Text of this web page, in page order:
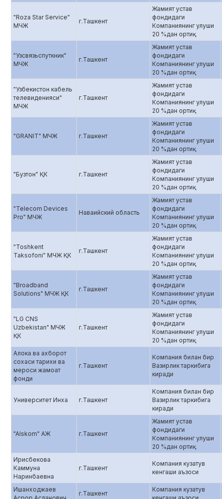
"Roza Star Service"
МЧЖ
г.Ташкент
Жамият устав
фондидаги
Компаниянинг улуши
20 %дан ортиқ
"Узсвязьспуткник"
МЧЖ
г.Ташкент
Жамият устав
фондидаги
Компаниянинг улуши
20 %дан ортиқ
"Узбекистон кабель
телевиденияси"
МЧЖ
г.Ташкент
Жамият устав
фондидаги
Компаниянинг улуши
20 %дан ортиқ
"GRANIT" МЧЖ г.Ташкент
Жамият устав
фондидаги
Компаниянинг улуши
20 %дан ортиқ
"Бузтон" ҚК г.Ташкент
Жамият устав
фондидаги
Компаниянинг улуши
20 %дан ортиқ
"Telecom Devices
Pro" МЧЖ
Наваийский область
Жамият устав
фондидаги
Компаниянинг улуши
20 %дан ортиқ
"Toshkent
Taksofoni" МЧЖ ҚК
г.Ташкент
Жамият устав
фондидаги
Компаниянинг улуши
20 %дан ортиқ
"Broadband
Solutions" МЧЖ ҚК
г.Ташкент
Жамият устав
фондидаги
Компаниянинг улуши
20 %дан ортиқ
"LG CNS
Uzbekistan" МЧЖ
ҚК
г.Ташкент
Жамият устав
фондидаги
Компаниянинг улуши
20 %дан ортиқ
Алока ва ахборот
сохаси тарихи ва
мероси жамоат
фонди
г.Ташкент
Компания билан бир
Вазирлик таркибига
киради
Университет Инха г.Ташкент
Компания билан бир
Вазирлик таркибига
киради
"Alskom" АЖ г.Ташкент
Жамият устав
фондидаги
Компаниянинг улуши
20 %дан ортиқ
Ирисбекова
Каммуна
Наринбаевна
г.Ташкент
Компания кузатув
кенгаши аъзоси
Ишанходжаев
г.Ташкент
Компания кузатув